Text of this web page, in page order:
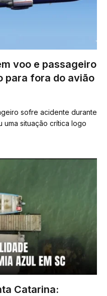
voo e passageiro
para fora do avião
sofre acidente durante
uma situação crítica logo
Catarina: